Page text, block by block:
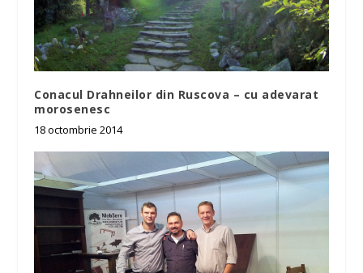
Conacul Drahneilor din Ruscova – cu adevarat
morosenesc
18 octombrie 2014